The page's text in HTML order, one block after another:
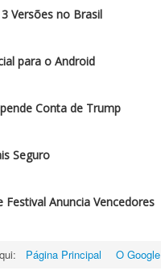
Versões no Brasil
para o Android
Conta de Trump
Seguro
Festival Anuncia Vencedores
Página Principal O Google